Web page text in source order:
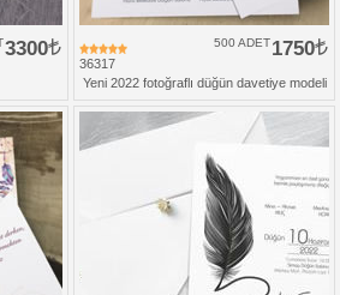
3300
36317
1750
500 ADET
Yeni 2022 fotoğraflı düğün davetiye modeli